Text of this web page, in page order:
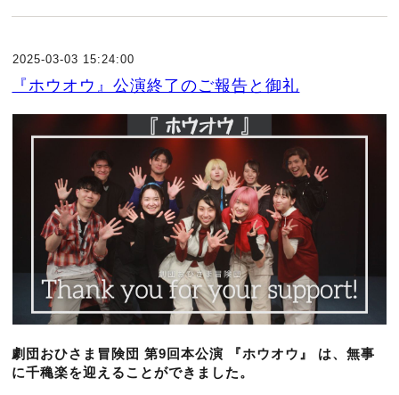
2025-03-03 15:24:00
『ホウオウ』公演終了のご報告と御礼
劇団おひさま冒険団 第9回本公演 『ホウオウ』
は、無事
に千穐楽を迎えることができました。